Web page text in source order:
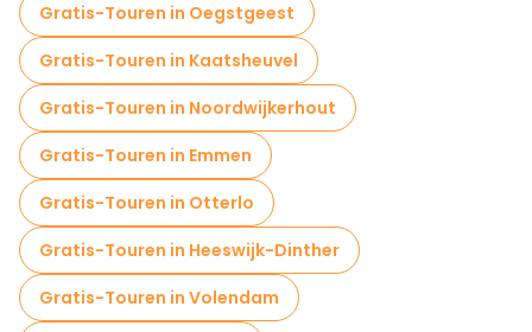
Gratis-Touren in Oegstgeest
Gratis-Touren in Kaatsheuvel
Gratis-Touren in Noordwijkerhout
Gratis-Touren in Emmen
Gratis-Touren in Otterlo
Gratis-Touren in Heeswijk-Dinther
Gratis-Touren in Volendam